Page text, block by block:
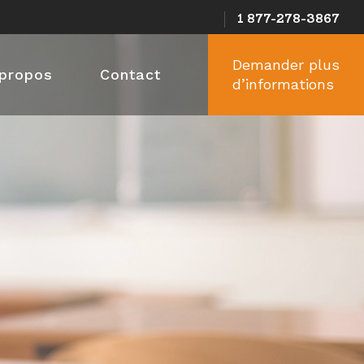
1 877-278-3867
Contact
Demander plus
d’informations